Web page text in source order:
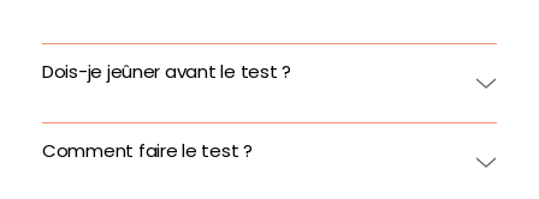
Dois-je jeûner avant le test ?
Comment faire le test ?